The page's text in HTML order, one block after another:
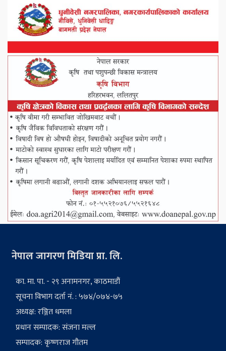
नेपाल जागरण मिडिया प्रा. लि.
का. मा. पा. - २९ अनामनगर, काठमाडौं
सूचना विभाग दर्ता नं. : ५७४/०७४-७५
अध्यक्ष: रञ्जित धमला
प्रधान सम्पादक: संजना मल्ल
सम्पादक: कृष्णराज गौतम